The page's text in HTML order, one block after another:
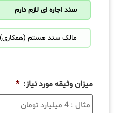
سند اجاره ای لازم دارم
مالک سند هستم (همکاری)
میزان وثیقه مورد نیاز: *